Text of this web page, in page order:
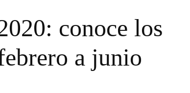
conoce los
a junio